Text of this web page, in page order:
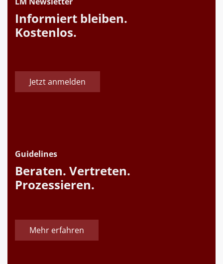
Informiert bleiben.
Kostenlos.
Jetzt anmelden
Guidelines
Beraten. Vertreten.
Prozessieren.
Mehr erfahren